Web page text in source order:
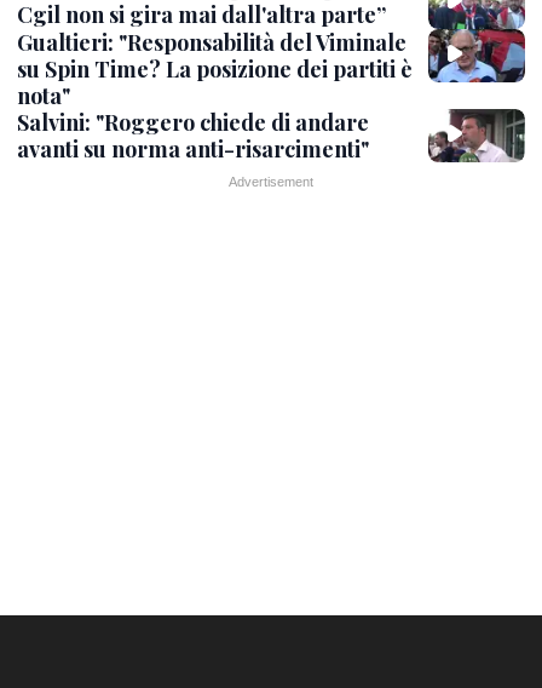
Cgil non si gira mai dall'altra parte”
Gualtieri: "Responsabilità del Viminale
su Spin Time? La posizione dei partiti è
nota"
Salvini: "Roggero chiede di andare
avanti su norma anti-risarcimenti"